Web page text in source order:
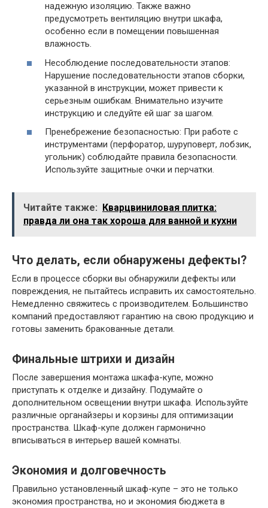
надежную изоляцию. Также важно
предусмотреть вентиляцию внутри шкафа,
особенно если в помещении повышенная
влажность.
Несоблюдение последовательности этапов:
Нарушение последовательности этапов сборки,
указанной в инструкции, может привести к
серьезным ошибкам. Внимательно изучите
инструкцию и следуйте ей шаг за шагом.
Пренебрежение безопасностью: При работе с
инструментами (перфоратор, шуруповерт, лобзик,
угольник) соблюдайте правила безопасности.
Используйте защитные очки и перчатки.
Читайте также: Кварцвиниловая плитка:
правда ли она так хороша для ванной и кухни
Что делать, если обнаружены дефекты?
Если в процессе сборки вы обнаружили дефекты или
повреждения, не пытайтесь исправить их самостоятельно.
Немедленно свяжитесь с производителем. Большинство
компаний предоставляют гарантию на свою продукцию и
готовы заменить бракованные детали.
Финальные штрихи и дизайн
После завершения монтажа шкафа-купе, можно
приступать к отделке и дизайну. Подумайте о
дополнительном освещении внутри шкафа. Используйте
различные органайзеры и корзины для оптимизации
пространства. Шкаф-купе должен гармонично
вписываться в интерьер вашей комнаты.
Экономия и долговечность
Правильно установленный шкаф-купе – это не только
экономия пространства, но и экономия бюджета в